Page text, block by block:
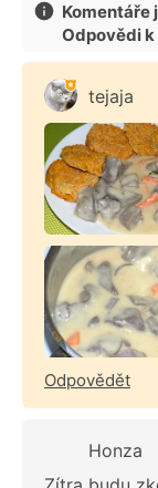
Komentáře
Odpovědi
tejaja
Odpovědět
Honza